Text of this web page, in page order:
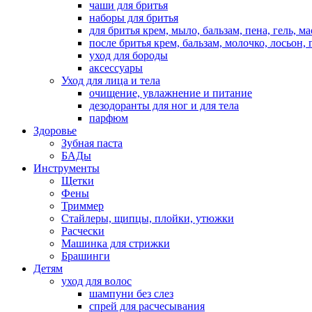
чаши для бритья
наборы для бритья
для бритья крем, мыло, бальзам, пена, гель,
после бритья крем, бальзам, молочко, лосьон,
уход для бороды
аксессуары
Уход для лица и тела
очищение, увлажнение и питание
дезодоранты для ног и для тела
парфюм
Здоровье
Зубная паста
БАДы
Инструменты
Щетки
Фены
Триммер
Стайлеры, щипцы, плойки, утюжки
Расчески
Машинка для стрижки
Брашинги
Детям
уход для волос
шампуни без слез
спрей для расчесывания